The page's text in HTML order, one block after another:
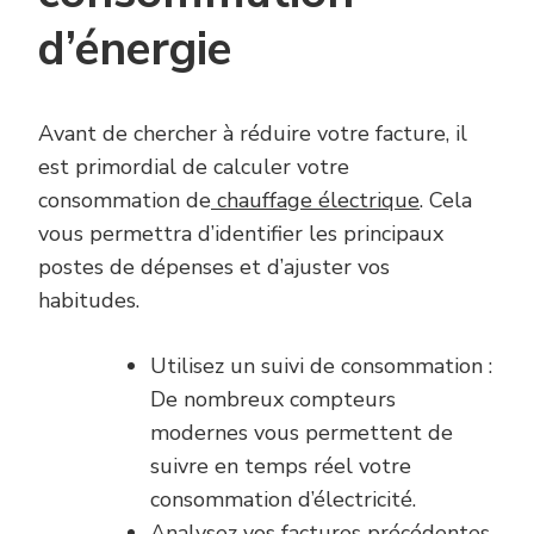
d’énergie
Avant de chercher à réduire votre facture, il
est primordial de calculer votre
consommation de chauffage électrique. Cela
vous permettra d’identifier les principaux
postes de dépenses et d’ajuster vos
habitudes.
Utilisez un suivi de consommation :
De nombreux compteurs
modernes vous permettent de
suivre en temps réel votre
consommation d’électricité.